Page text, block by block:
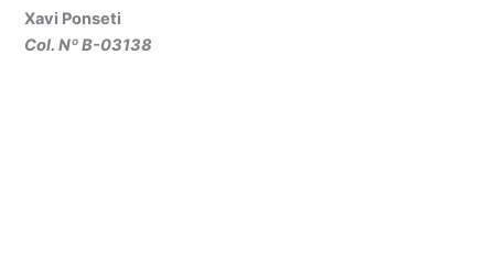
Xavi Ponseti
Col. Nº B-03138